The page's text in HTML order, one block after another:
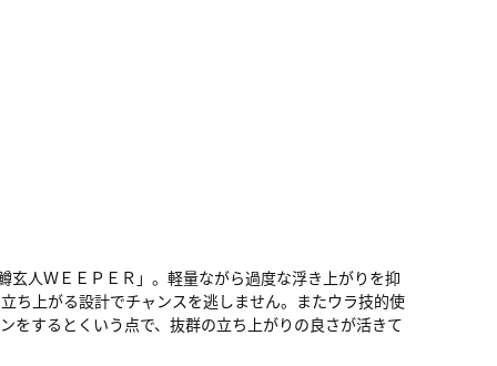
玄人ＷＥＥＰＥＲ」。軽量ながら過度な浮き上がりを抑
ち上がる設計でチャンスを逃しません。またウラ技的使
をするとくいう点で、抜群の立ち上がりの良さが活きて